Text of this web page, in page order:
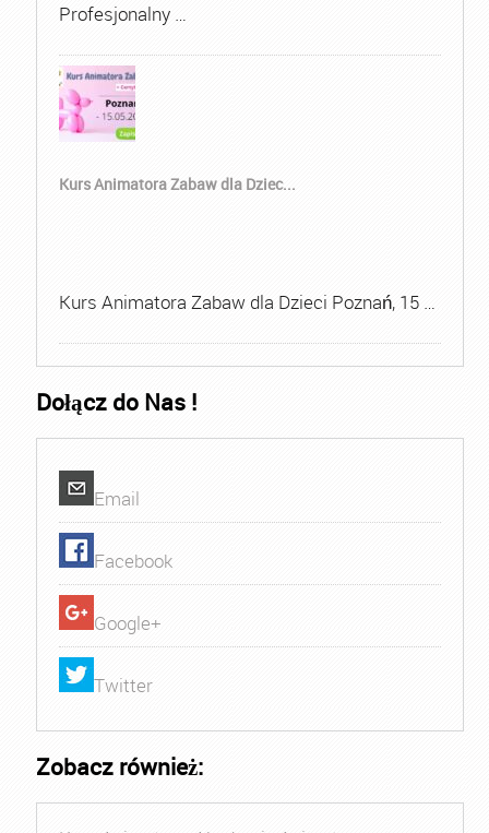
Profesjonalny …
Kurs Animatora Zabaw dla Dziec...
Kurs Animatora Zabaw dla Dzieci Poznań, 15 …
Dołącz do Nas !
Email
Facebook
Google+
Twitter
Zobacz również: